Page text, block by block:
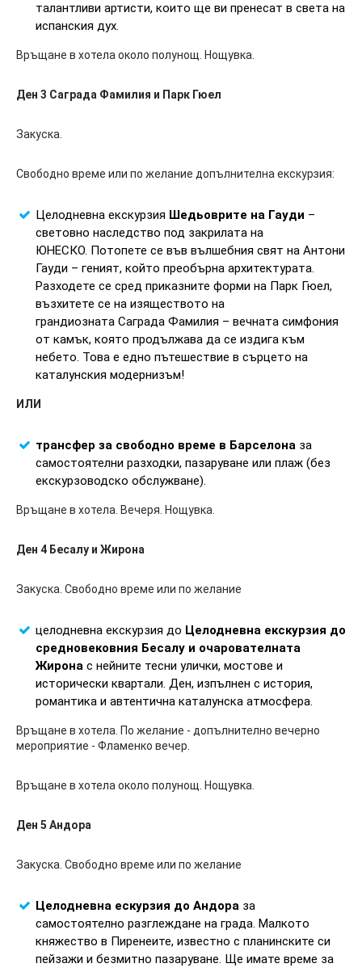
талантливи артисти, които ще ви пренесат в света на
испанския дух.
Връщане в хотела около полунощ. Нощувка.
Ден 3 Саграда Фамилия и Парк Гюел
Закуска.
Свободно време или по желание допълнителна екскурзия:
Целодневна екскурзия Шедьоврите на Гауди –
световно наследство под закрилата на
ЮНЕСКО. Потопете се във вълшебния свят на Антони
Гауди – геният, който преобърна архитектурата.
Разходете се сред приказните форми на Парк Гюел,
възхитете се на изяществото на
грандиозната Саграда Фамилия – вечната симфония
от камък, която продължава да се издига към
небето. Това е едно пътешествие в сърцето на
каталунския модернизъм!
ИЛИ
трансфер за свободно време в Барселона за
самостоятелни разходки, пазаруване или плаж (без
екскурзоводско обслужване).
Връщане в хотела. Вечеря. Нощувка.
Ден 4 Бесалу и Жирона
Закуска. Свободно време или по желание
целодневна екскурзия до Целодневна екскурзия до
средновековния Бесалу и очарователната
Жирона с нейните тесни улички, мостове и
исторически квартали. Ден, изпълнен с история,
романтика и автентична каталунска атмосфера.
Връщане в хотела. По желание - допълнително вечерно
мероприятие - Фламенко вечер.
Връщане в хотела около полунощ. Нощувка.
Ден 5 Андора
Закуска. Свободно време или по желание
Целодневна ескурзия до Андора за
самостоятелно разглеждане на града. Малкото
княжество в Пиренеите, известно с планинските си
пейзажи и безмитно пазаруване. Ще имате време за